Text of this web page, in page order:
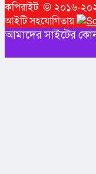
কপিরাইট © ২০১৬-
আইটি সহযোগিতায়
আমাদের সাইটের কোন